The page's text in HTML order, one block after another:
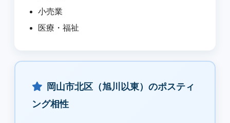
小売業
医療・福祉
岡山市北区（旭川以東）のポスティ
ング相性